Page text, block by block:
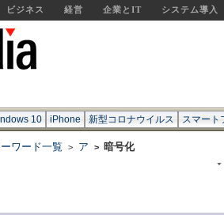
ビジネス 経営 企業とIT システム導入
10 iPhone 新型コロナウイルス スマート
ワード一覧 > ア > 暗号化